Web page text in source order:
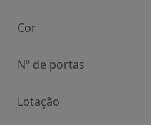
Cor
Nº de portas
Lotação